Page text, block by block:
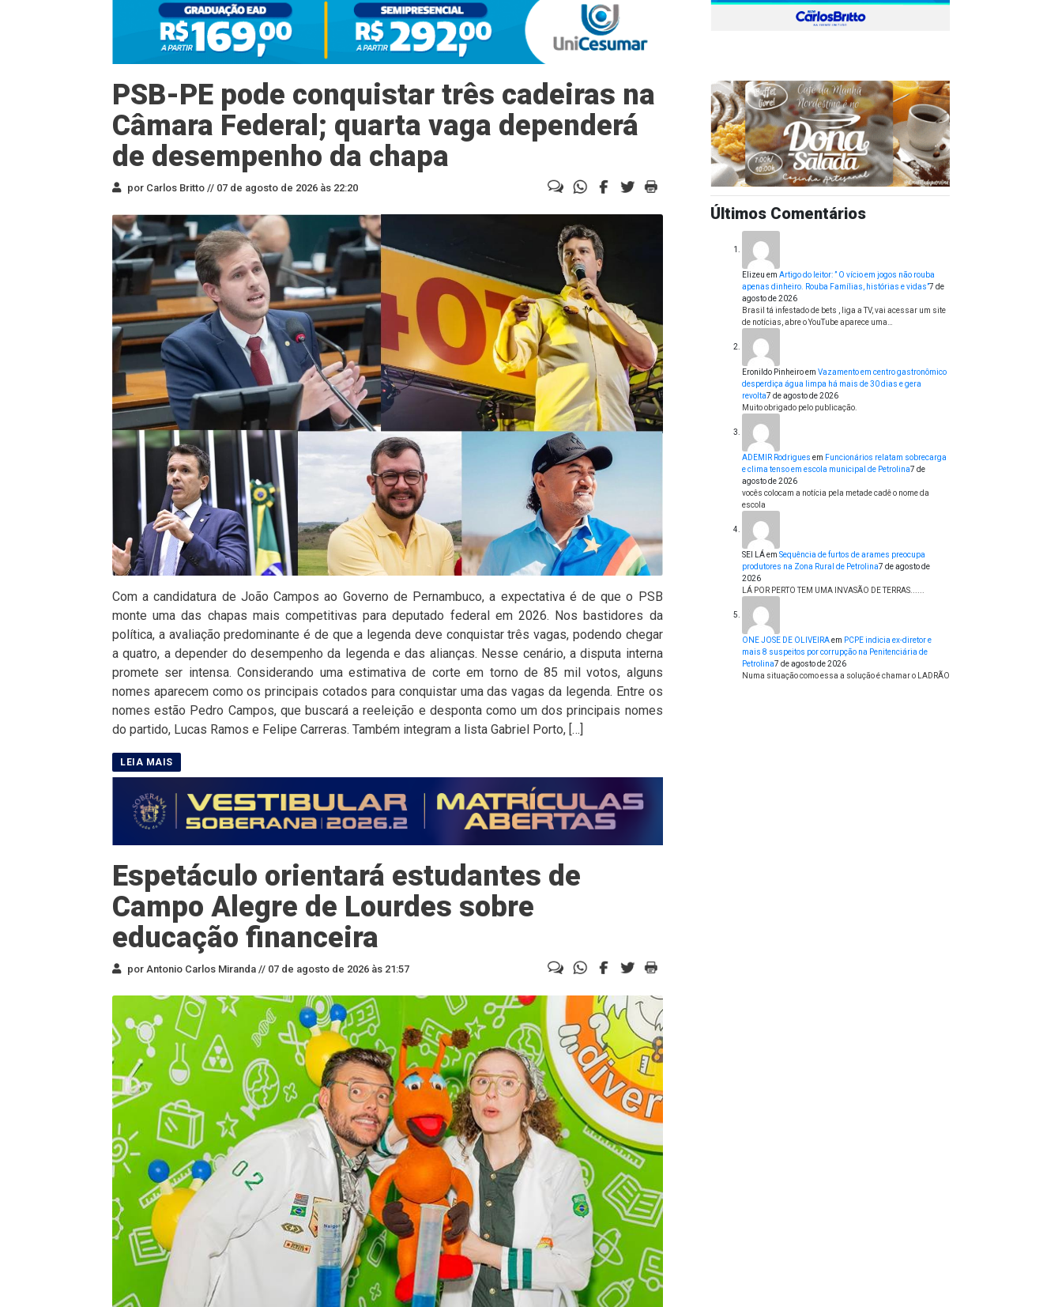
PSB-PE pode conquistar três cadeiras na
Câmara Federal; quarta vaga dependerá
de desempenho da chapa
por Carlos Britto // 07 de agosto de 2026 às 22:20
Com a candidatura de João Campos ao Governo de Pernambuco, a expectativa é de que o PSB
monte uma das chapas mais competitivas para deputado federal em 2026. Nos bastidores da
política, a avaliação predominante é de que a legenda deve conquistar três vagas, podendo chegar
a quatro, a depender do desempenho da legenda e das alianças. Nesse cenário, a disputa interna
promete ser intensa. Considerando uma estimativa de corte em torno de 85 mil votos, alguns
nomes aparecem como os principais cotados para conquistar uma das vagas da legenda. Entre os
nomes estão Pedro Campos, que buscará a reeleição e desponta como um dos principais nomes
do partido, Lucas Ramos e Felipe Carreras. Também integram a lista Gabriel Porto, […]
Espetáculo orientará estudantes de
Campo Alegre de Lourdes sobre
educação financeira
por Antonio Carlos Miranda // 07 de agosto de 2026 às 21:57
Últimos Comentários
Elizeu em Artigo do leitor: ” O vício em jogos não rouba
apenas dinheiro. Rouba Famílias, histórias e vidas”7 de
agosto de 2026
Brasil tá infestado de bets , liga a TV, vai acessar um site
de notícias, abre o YouTube aparece uma…
Eronildo Pinheiroem Vazamento em centro gastronômico
desperdiça água limpa há mais de 30 dias e gera
revolta7 de agosto de 2026
Muito obrigado pelo publicação.
ADEMIR Rodrigues em Funcionários relatam sobrecarga
e clima tenso em escola municipal de Petrolina7 de
agosto de 2026
vocês colocam a notícia pela metade cadê o nome da
escola
SEI LÁem Sequência de furtos de arames preocupa
produtores na Zona Rural de Petrolina7 de agosto de
2026
LÁ POR PERTO TEM UMA INVASÃO DE TERRAS......
ONE JOSE DE OLIVEIRAem PCPE indicia ex-diretor e
mais 8 suspeitos por corrupção na Penitenciária de
Petrolina7 de agosto de 2026
Numa situação como essa a solução é chamar o LADRÃO